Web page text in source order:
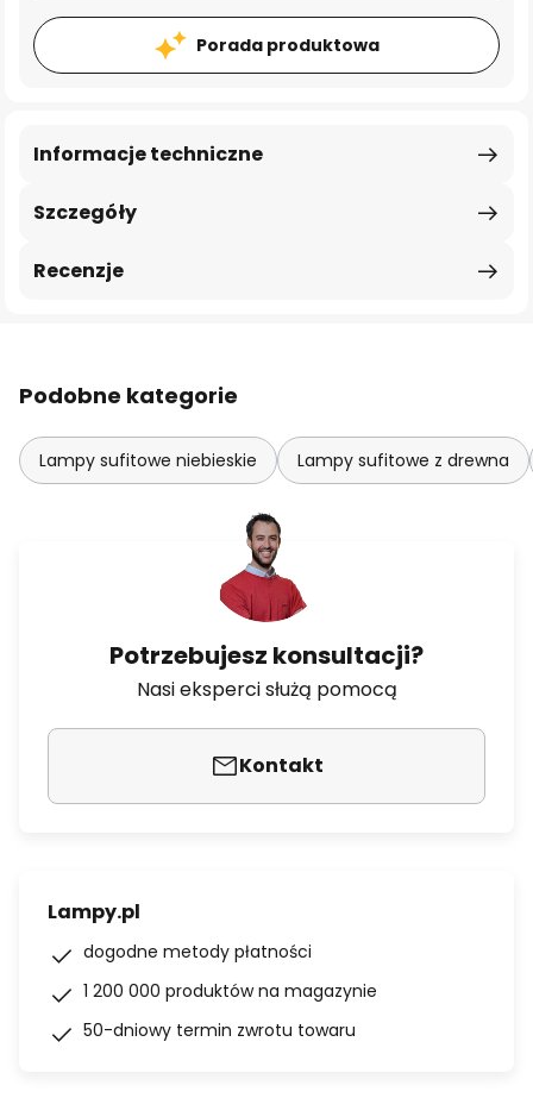
Porada produktowa
Szczegóły
Informacje techniczne
Recenzje
Podobne kategorie
Lampy sufitowe niebieskie Lampy sufitowe z drewna
Potrzebujesz konsultacji?
Nasi eksperci służą pomocą
Kontakt
Lampy.pl
dogodne metody płatności
1 200 000 produktów na magazynie
50-dniowy termin zwrotu towaru